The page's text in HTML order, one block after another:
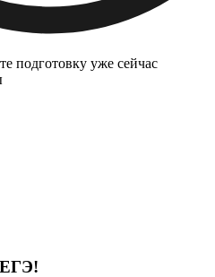
подготовку уже сейчас
ЕГЭ!